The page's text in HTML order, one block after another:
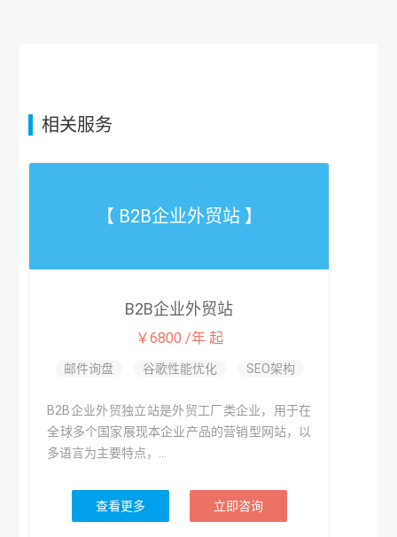
相关服务
【 B2B企业外贸站 】
B2B企业外贸站
￥6800 /年 起
邮件询盘 谷歌性能优化 SEO架构
B2B企业外贸独立站是外贸工厂类企业，用于在
全球多个国家展现本企业产品的营销型网站，以
多语言为主要特点，...
查看更多 立即咨询